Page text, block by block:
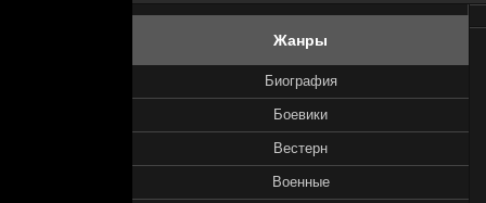
Жанры
Биография
Боевики
Вестерн
Военные